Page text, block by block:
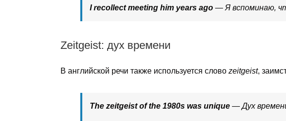
I recollect meeting him years ago — Я вспоминаю,
Zeitgeist: дух времени
В английской речи также используется слово zeitgeist,
The zeitgeist of the 1980s was unique — Дух